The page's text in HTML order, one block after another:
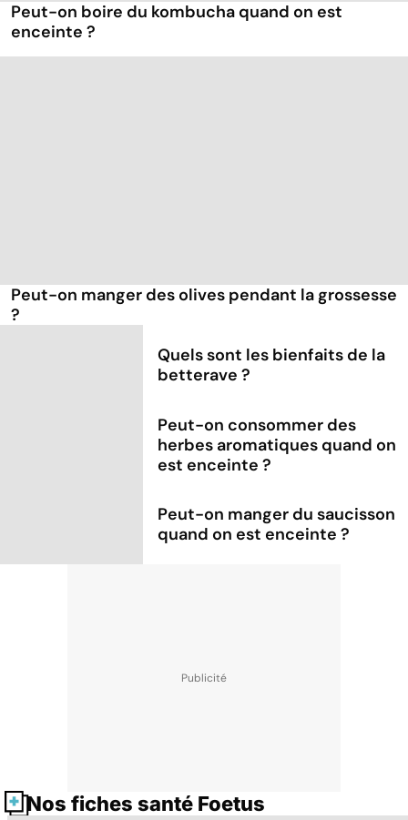
Peut-on boire du kombucha quand on est
enceinte ?
Peut-on manger des olives pendant la grossesse
?
Quels sont les bienfaits de la
betterave ?
Peut-on consommer des
herbes aromatiques quand on
est enceinte ?
Peut-on manger du saucisson
quand on est enceinte ?
Nos fiches santé Foetus